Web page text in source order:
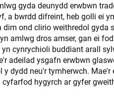
gyda deunydd erwbwn
a bwrdd difreint, heb golli ei
ond clirio weithredol
amlwg dros amser, gan ei
cynrychioli buddiant arall
adeilad ysgafn erwbwn
dydd neu'r tymherwch.
hygyrch ar gyfer